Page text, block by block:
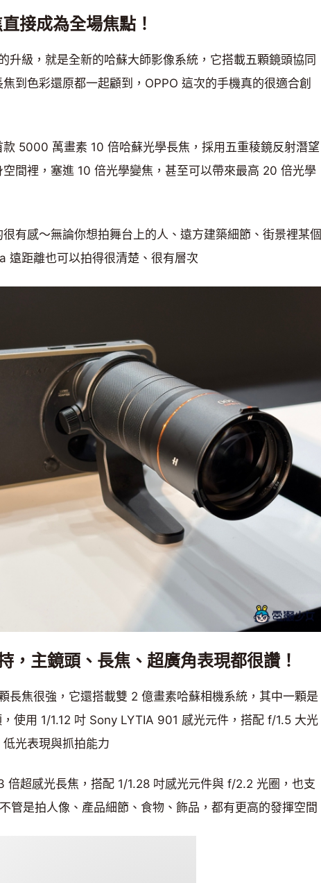
接成為全場焦點！
升級，就是全新的哈蘇大師影像系統，它搭載五顆鏡頭協同
到色彩還原都一起顧到，OPPO 這次的手機真的很適合創
5000 萬畫素 10 倍哈蘇光學長焦，採用五重稜鏡反射潛望
間裡，塞進 10 倍光學變焦，甚至可以帶來最高 20 倍光學
有感～無論你想拍舞台上的人、遠方建築細節、街景裡某個
遠距離也可以拍得很清楚、很有層次
，主鏡頭、長焦、超廣角表現都很讚！
長焦很強，它還搭載雙 2 億畫素哈蘇相機系統，其中一顆是
使用 1/1.12 吋 Sony LYTIA 901 感光元件，搭配 f/1.5 大光
光表現與抓拍能力
倍超感光長焦，搭配 1/1.28 吋感光元件與 f/2.2 光圈，也支
管是拍人像、產品細節、食物、飾品，都有更高的發揮空間